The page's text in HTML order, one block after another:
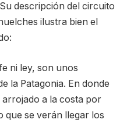
descripción del circuito
ilustra bien el
ni ley, son unos
la Patagonia. En donde
a la costa por
que se verán llegar los